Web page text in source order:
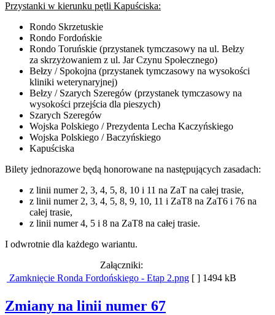
Przystanki w kierunku pętli Kapuściska:
Rondo Skrzetuskie
Rondo Fordońskie
Rondo Toruńskie (przystanek tymczasowy na ul. Bełzy
za skrzyżowaniem z ul. Jar Czynu Społecznego)
Bełzy / Spokojna (przystanek tymczasowy na wysokości
kliniki weterynaryjnej)
Bełzy / Szarych Szeregów (przystanek tymczasowy na
wysokości przejścia dla pieszych)
Szarych Szeregów
Wojska Polskiego / Prezydenta Lecha Kaczyńskiego
Wojska Polskiego / Baczyńskiego
Kapuściska
Bilety jednorazowe będą honorowane na następujących zasadach:
z linii numer 2, 3, 4, 5, 8, 10 i 11 na ZaT na całej trasie,
z linii numer 2, 3, 4, 5, 8, 9, 10, 11 i ZaT8 na ZaT6 i 76 na
całej trasie,
z linii numer 4, 5 i 8 na ZaT8 na całej trasie.
I odwrotnie dla każdego wariantu.
Załączniki:
Zamknięcie Ronda Fordońskiego - Etap 2.png [ ] 1494 kB
Zmiany na linii numer 67